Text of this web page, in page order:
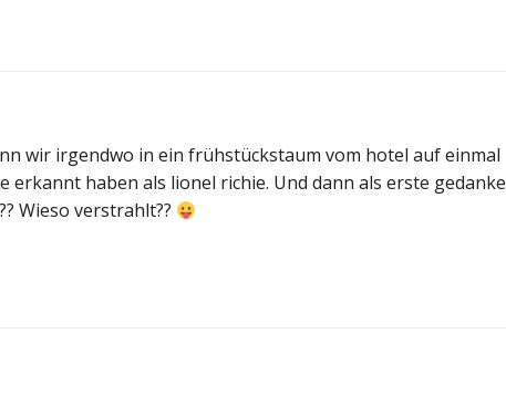
wir irgendwo in ein frühstückstaum vom hotel auf einmal
erkannt haben als lionel richie. Und dann als erste gedanke
Wieso verstrahlt??